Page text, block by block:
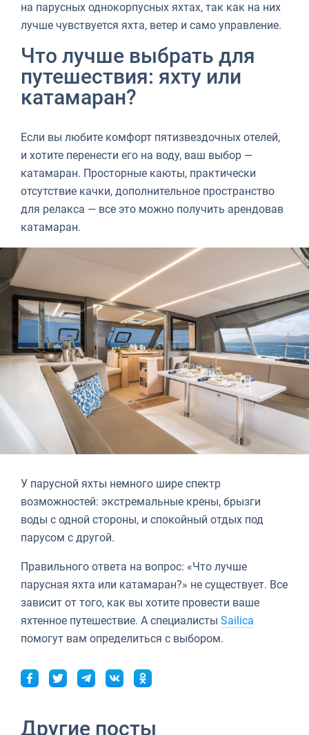
на парусных однокорпусных яхтах, так как на них
лучше чувствуется яхта, ветер и само управление.
Что лучше выбрать для
путешествия: яхту или
катамаран?
Если вы любите комфорт пятизвездочных отелей,
и хотите перенести его на воду, ваш выбор —
катамаран. Просторные каюты, практически
отсутствие качки, дополнительное пространство
для релакса — все это можно получить арендовав
катамаран.
У парусной яхты немного шире спектр
возможностей: экстремальные крены, брызги
воды с одной стороны, и спокойный отдых под
парусом с другой.
Правильного ответа на вопрос: «Что лучше
парусная яхта или катамаран?» не существует. Все
зависит от того, как вы хотите провести ваше
яхтенное путешествие. А специалисты Sailica
помогут вам определиться с выбором.
Другие посты